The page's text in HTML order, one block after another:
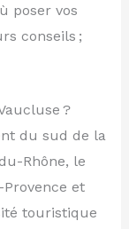
poser vos
conseils ;
?
du sud de la
Rhône, le
et
touristique